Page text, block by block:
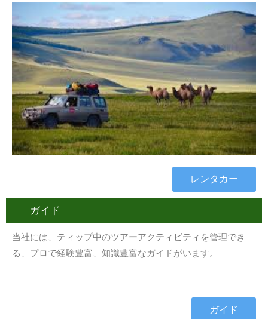
レンタカー
ガイド
当社には、ティップ中のツアーアクティビティを管理でき
る、プロで経験豊富、知識豊富なガイドがいます。
ガイド